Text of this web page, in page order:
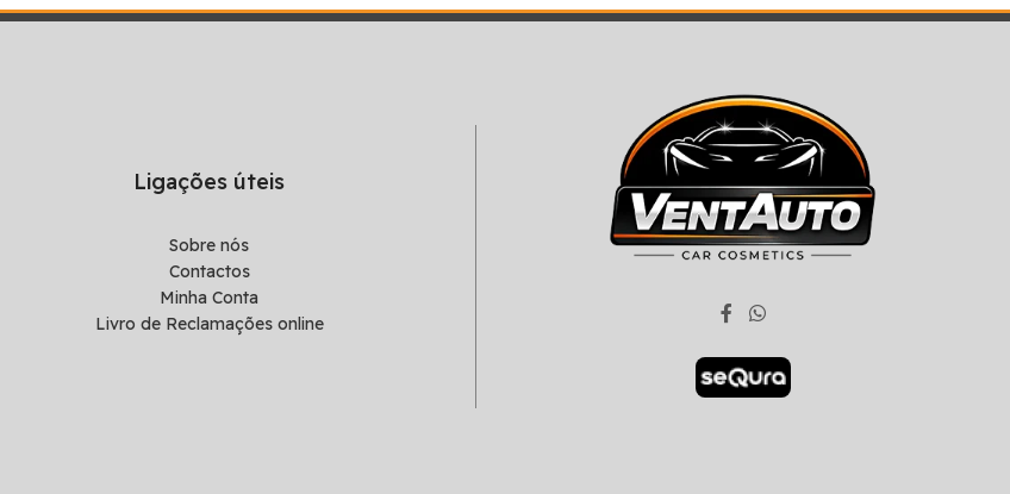
Ligações úteis
Sobre nós
Contactos
Minha Conta
Livro de Reclamações online